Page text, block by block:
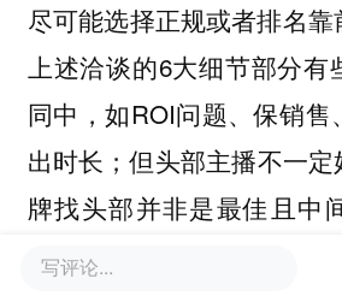
尽可能选择正规或者排名
上述洽谈的6大细节部分有
同中，如ROI问题、保销
出时长；但头部主播不一
牌找头部并非是最佳且中
久。
写评论...